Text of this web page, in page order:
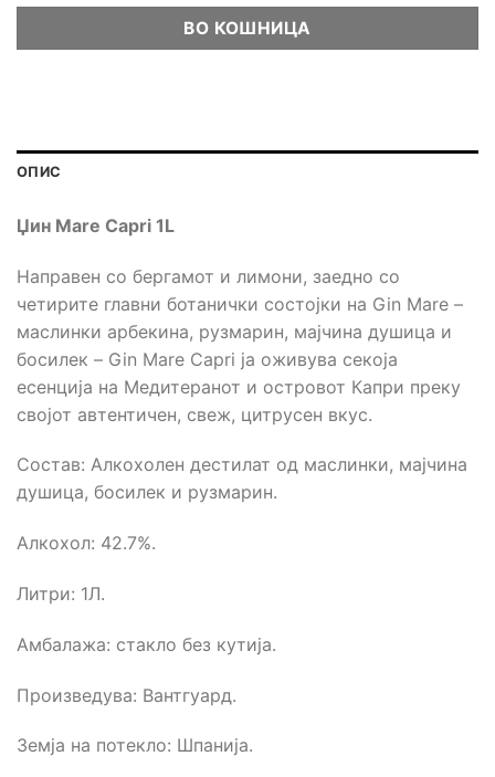
ВО КОШНИЦА
ОПИС
Џин Mare Capri 1L
Направен со бергамот и лимони, заедно со
четирите главни ботанички состојки на Gin Mare –
маслинки арбекина, рузмарин, мајчина душица и
босилек – Gin Mare Capri ја оживува секоја
есенција на Медитеранот и островот Капри преку
својот автентичен, свеж, цитрусен вкус.
Состав: Aлкохолен дестилат од маслинки, мајчина
душица, босилек и рузмарин.
Алкохол: 42.7%.
Литри: 1Л.
Амбалажа: стакло без кутија.
Произведува: Вантгуард.
Земја на потекло: Шпанија.